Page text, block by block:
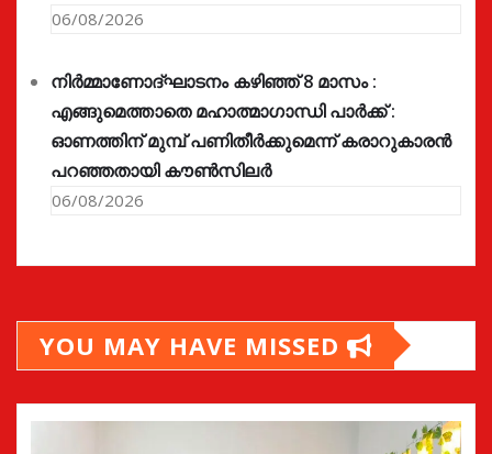
06/08/2026
നിർമ്മാണോദ്ഘാടനം കഴിഞ്ഞ് 8 മാസം :
എങ്ങുമെത്താതെ മഹാത്മാഗാന്ധി പാർക്ക് :
ഓണത്തിന് മുമ്പ് പണിതീർക്കുമെന്ന് കരാറുകാരൻ
പറഞ്ഞതായി കൗൺസിലർ
06/08/2026
YOU MAY HAVE MISSED